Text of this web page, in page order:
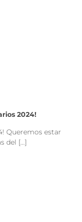
2024!
Queremos estar
del [...]